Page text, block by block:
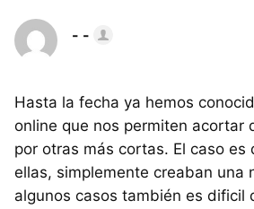
- -
Hasta la fecha ya hemos
online que nos permiten acortar
por otras más cortas. El caso es
ellas, simplemente creaban una
algunos casos también es dificil